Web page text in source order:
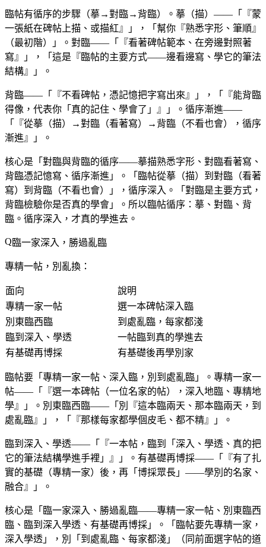
臨帖有循序的步驟（摹→對臨→背臨）。摹（描）——「『蒙
一張紙在碑帖上描、或描紅』」，「幫你『熟悉字形、筆順』
（最初階）」。對臨——「『看著碑帖範本、在旁邊對照著
寫』」，「這是『臨帖的主要方式——邊看邊寫、學它的筆法
結構』」。
背臨——「『不看碑帖，憑記憶把字寫出來』」，「『能背臨
得像，代表你「真的記住、學會了」』」。循序漸進——
「『從摹（描）→對臨（看著寫）→背臨（不看也會），循序
漸進』」。
核心是「對臨與背臨的循序——摹描熟悉字形、對臨看著寫、
背臨憑記憶寫、循序漸進」。「臨帖從摹（描）到對臨（看著
寫）到背臨（不看也會）」，循序深入。「對臨是主要方式，
背臨檢驗你是否真的學會」。所以臨帖循序：摹、對臨、背
臨。循序深入，才真的學進去。
臨一家深入，勝過亂臨
專精一帖，別亂換：
面向
說明
專精一家一帖
選一本碑帖深入臨
別東臨西臨
到處亂臨，每家都淺
臨到深入、學透
一帖臨到真的學進去
有基礎再博採
有基礎後再學別家
臨帖要「專精一家一帖、深入臨，別到處亂臨」。專精一家一
帖——「『選一本碑帖（一位名家的帖），深入地臨、專精地
學』」。別東臨西臨——「別『這本臨兩天、那本臨兩天，到
處亂臨』」，「『那樣每家都學個皮毛、都不精』」。
臨到深入、學透——「『一本帖，臨到「深入、學透、真的把
它的筆法結構學進手裡」』」。有基礎再博採——「『有了扎
實的基礎（專精一家）後，再「博採眾長」——學別的名家、
融合』」。
核心是「臨一家深入、勝過亂臨——專精一家一帖、別東臨西
臨、臨到深入學透、有基礎再博採」。「臨帖要先專精一家，
深入學透」，別「到處亂臨、每家都淺」（同前面選字帖的道